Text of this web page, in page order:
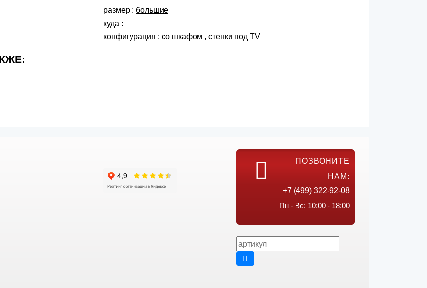
размер : большие
куда :
конфигурация : со шкафом , cтенки под TV
ПОЗВОНИТЕ
НАМ:
+7 (499) 322-92-08
Пн - Вс: 10:00 - 18:00